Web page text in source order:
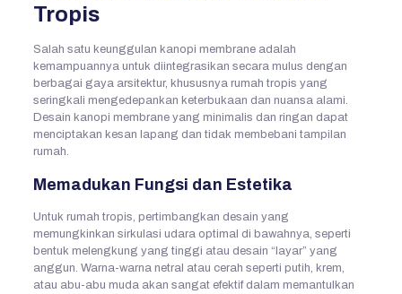
Tropis
Salah satu keunggulan kanopi membrane adalah
kemampuannya untuk diintegrasikan secara mulus dengan
berbagai gaya arsitektur, khususnya rumah tropis yang
seringkali mengedepankan keterbukaan dan nuansa alami.
Desain kanopi membrane yang minimalis dan ringan dapat
menciptakan kesan lapang dan tidak membebani tampilan
rumah.
Memadukan Fungsi dan Estetika
Untuk rumah tropis, pertimbangkan desain yang
memungkinkan sirkulasi udara optimal di bawahnya, seperti
bentuk melengkung yang tinggi atau desain “layar” yang
anggun. Warna-warna netral atau cerah seperti putih, krem,
atau abu-abu muda akan sangat efektif dalam memantulkan